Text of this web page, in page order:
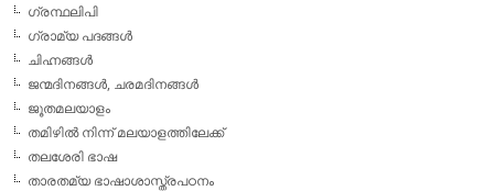
ഗ്രന്ഥലിപി
ഗ്രാമ്യ പദങ്ങള്‍
ചിഹ്നങ്ങള്‍
ജന്മദിനങ്ങള്‍, ചരമദിനങ്ങള്‍
ജൂതമലയാളം
തമിഴില്‍ നിന്ന് മലയാളത്തിലേക്ക്
തലശേരി ഭാഷ
താരതമ്യ ഭാഷാശാസ്ത്രപഠനം